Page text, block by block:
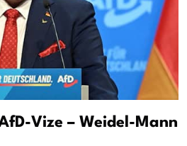
Vize – Weidel-Mann